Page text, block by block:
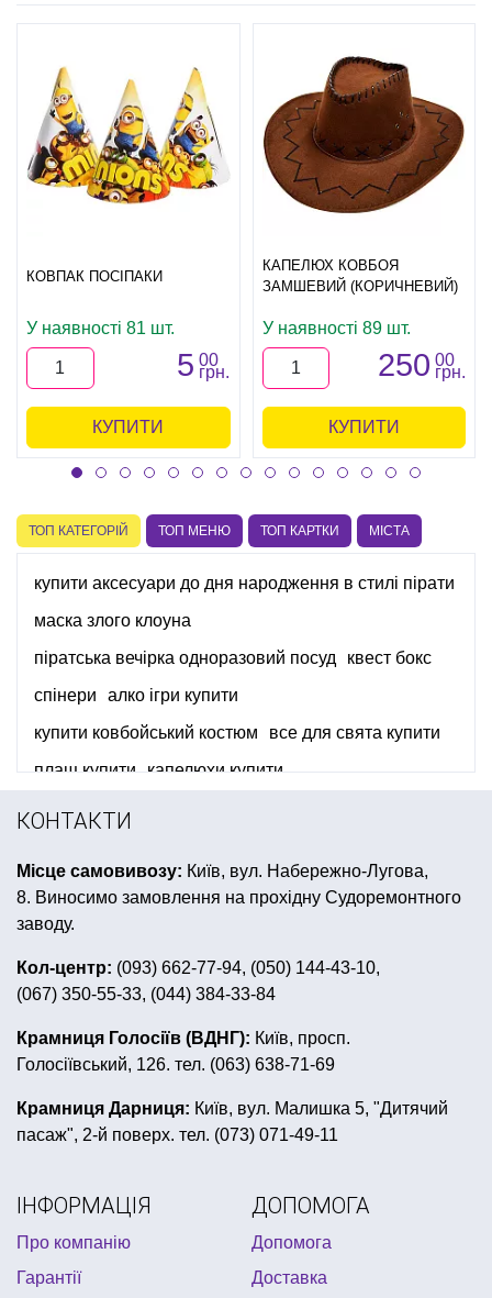
КОВПАК ПОСІПАКИ
У наявності 81 шт.
5 00
грн.
КУПИТИ
КАПЕЛЮХ КОВБОЯ
ЗАМШЕВИЙ (КОРИЧНЕВИЙ)
У наявності 89 шт.
250 00
грн.
КУПИТИ
ТОП КАТЕГОРІЙ ТОП МЕНЮ ТОП КАРТКИ МІСТА
купити аксесуари до дня народження в стилі пірати
маска злого клоуна
піратська вечірка одноразовий посуд
квест бокс
спінери
алко ігри купити
купити ковбойський костюм
все для свята купити
плащ купити капелюхи купити
вечірка в стилі диско
купити прапори україни
морська вечірка
набір для дитячого дня народження ляльки лол
покерні набори львів
вечірка в стилі 80
мильні бульбашки
сувенірні дипломи
купити банер для фотозони
все для дня народження в стилі губка боб
гавайська вечірка одяг
святкування першого дня народження
сервіровка столу до 8 березня
сувенірні медалі
КОНТАКТИ
Місце самовивозу: Київ, вул. Набережно-Лугова,
8. Виносимо замовлення на прохідну Судоремонтного
заводу.
Кол-центр: (093) 662-77-94, (050) 144-43-10,
(067) 350-55-33, (044) 384-33-84
Крамниця Голосіїв (ВДНГ): Київ, просп.
Голосіївський, 126. тел. (063) 638-71-69
Крамниця Дарниця: Київ, вул. Малишка 5, "Дитячий
пасаж", 2-й поверх. тел. (073) 071-49-11
ІНФОРМАЦІЯ
Про компанію
Гарантії
ДОПОМОГА
Допомога
Доставка